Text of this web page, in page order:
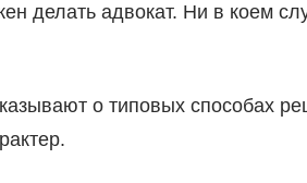
делать адвокат. Ни в коем
о типовых способах